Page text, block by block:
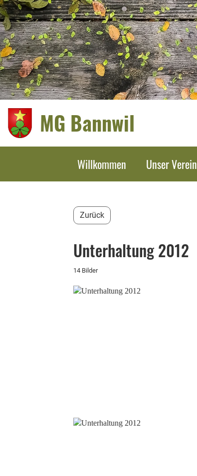
MG Bannwil
Willkommen Unser Verein
Zurück
Unterhaltung 2012
14 Bilder